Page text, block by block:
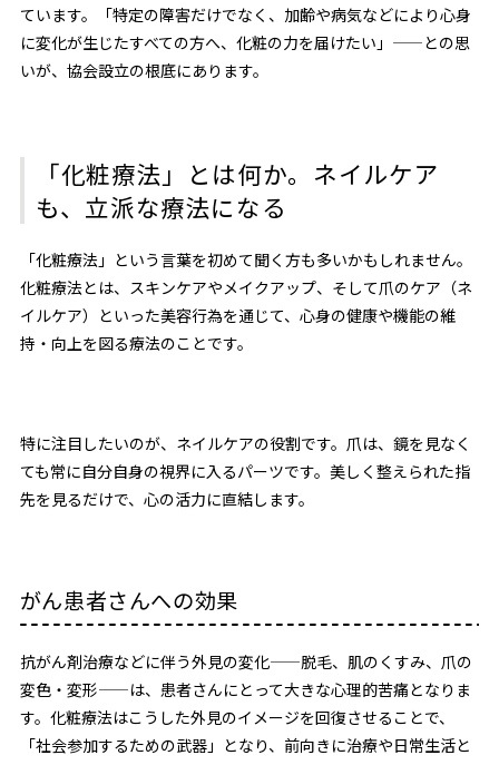
ています。「特定の障害だけでなく、加齢や病気などにより心身
に変化が生じたすべての方へ、化粧の力を届けたい」——との思
いが、協会設立の根底にあります。
「化粧療法」とは何か。ネイルケア
も、立派な療法になる
「化粧療法」という言葉を初めて聞く方も多いかもしれません。
化粧療法とは、スキンケアやメイクアップ、そして爪のケア（ネ
イルケア）といった美容行為を通じて、心身の健康や機能の維
持・向上を図る療法のことです。
特に注目したいのが、ネイルケアの役割です。爪は、鏡を見なく
ても常に自分自身の視界に入るパーツです。美しく整えられた指
先を見るだけで、心の活力に直結します。
がん患者さんへの効果
抗がん剤治療などに伴う外見の変化——脱毛、肌のくすみ、爪の
変色・変形——は、患者さんにとって大きな心理的苦痛となりま
す。化粧療法はこうした外見のイメージを回復させることで、
「社会参加するための武器」となり、前向きに治療や日常生活と